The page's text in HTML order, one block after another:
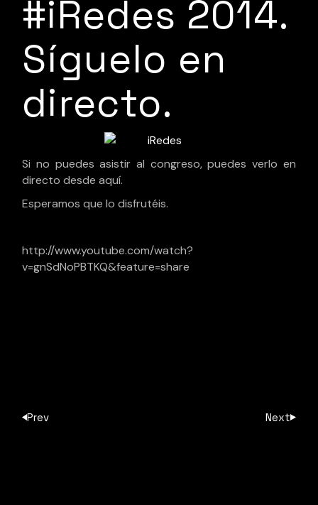
#iRedes 2014.
Síguelo en
directo.
Si no puedes asistir al congreso, puedes verlo en
directo desde aquí.
Esperamos que lo disfrutéis.
http://www.youtube.com/watch?
v=gnSdNoPBTKQ&feature=share
Prev Next